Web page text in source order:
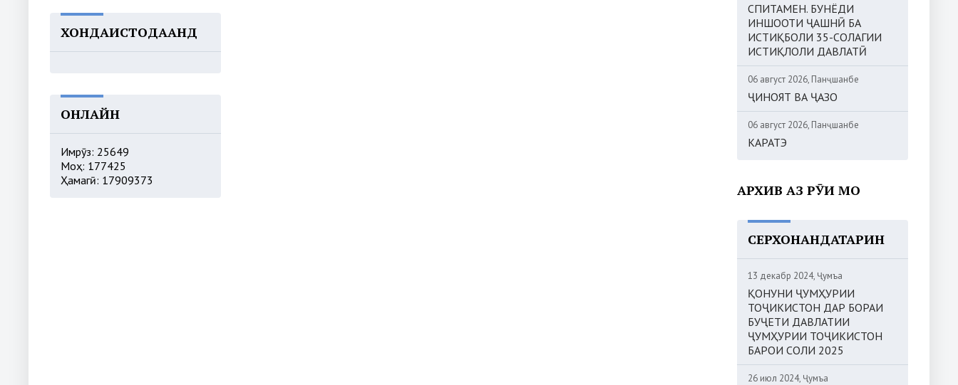
ХОНДАИСТОДААНД
ОНЛАЙН
Имрӯз: 25649
Моҳ: 177425
Ҳамагӣ: 17909373
СПИТАМЕН. БУНЁДИ
ИНШООТИ ҶАШНӢ БА
ИСТИҚБОЛИ 35-СОЛАГИИ
ИСТИҚЛОЛИ ДАВЛАТӢ
06 август 2026, Панҷшанбе
ҶИНОЯТ ВА ҶАЗО
06 август 2026, Панҷшанбе
КАРАТЭ
АРХИВ АЗ РӮИ МОҲ
СЕРХОНАНДАТАРИН
13 декабр 2024, Ҷумъа
ҚОНУНИ ҶУМҲУРИИ
ТОҶИКИСТОН ДАР БОРАИ
БУҶЕТИ ДАВЛАТИИ
ҶУМҲУРИИ ТОҶИКИСТОН
БАРОИ СОЛИ 2025
26 июл 2024, Ҷумъа